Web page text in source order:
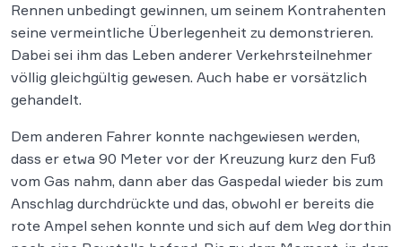
Rennen unbedingt gewinnen, um seinem Kontrahenten
seine vermeintliche Überlegenheit zu demonstrieren.
Dabei sei ihm das Leben anderer Verkehrsteilnehmer
völlig gleichgültig gewesen. Auch habe er vorsätzlich
gehandelt.
Dem anderen Fahrer konnte nachgewiesen werden,
dass er etwa 90 Meter vor der Kreuzung kurz den Fuß
vom Gas nahm, dann aber das Gaspedal wieder bis zum
Anschlag durchdrückte und das, obwohl er bereits die
rote Ampel sehen konnte und sich auf dem Weg dorthin